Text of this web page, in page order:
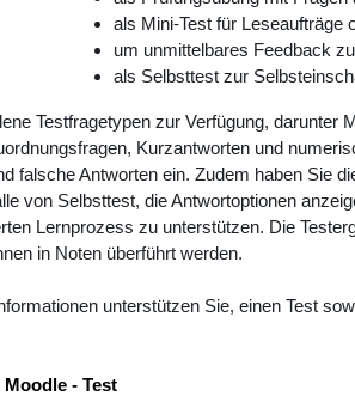
als Mini-Test für Leseaufträge
um unmittelbares Feedback
als Selbsttest zur
Testfragetypen zur Verfügung, darunter
Kurzantworten und
falsche Antworten ein. Zudem haben Sie
von Selbsttest, die Antwortoptionen
Lernprozess zu unterstützen. Die
in Noten überführt werden.
unterstützen Sie, einen Test
- Test